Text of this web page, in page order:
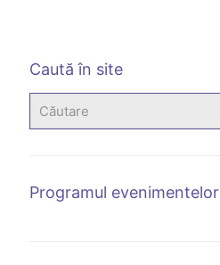
Caută în site
Programul